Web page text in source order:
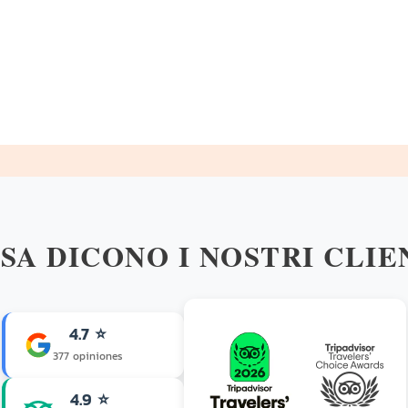
DICONO I NOSTRI
4.7 ⭐
377 opiniones
4.9 ⭐